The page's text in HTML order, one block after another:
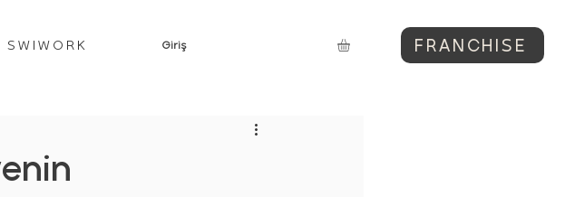
SWIWORK Giriş FRANCHISE